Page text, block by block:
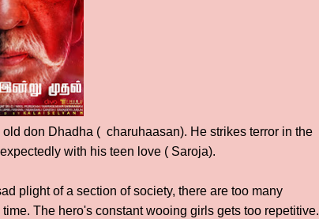
don Dhadha ( charuhaasan). He strikes terror in the
with his teen love ( Saroja).
plight of a section of society, there are too many
The hero's constant wooing girls gets too repetitive.